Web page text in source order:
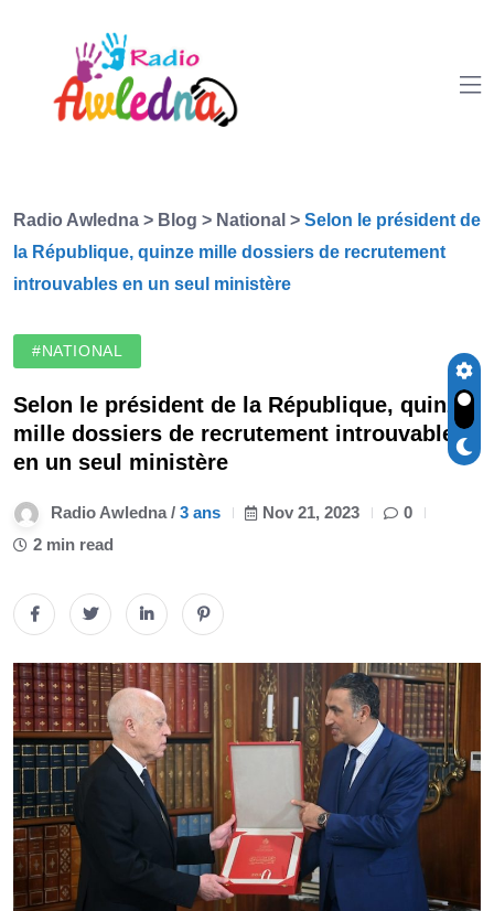
Radio Awledna > Blog > National > Selon le président de
la République, quinze mille dossiers de recrutement
introuvables en un seul ministère
#NATIONAL
Selon le président de la République, quinze
mille dossiers de recrutement introuvables
en un seul ministère
Radio Awledna / 3 ans Nov 21, 2023
0
2 min read